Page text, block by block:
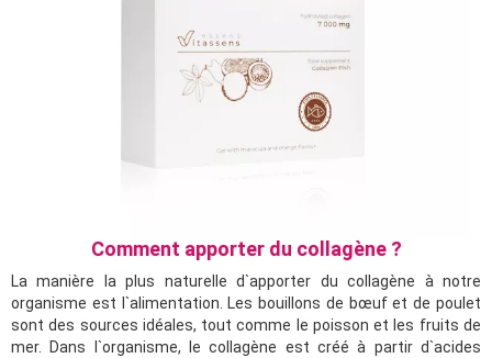
Comment apporter du collagène ?
La manière la plus naturelle d`apporter du collagène à notre
organisme est l`alimentation. Les bouillons de bœuf et de poulet
sont des sources idéales, tout comme le poisson et les fruits de
mer. Dans l`organisme, le collagène est créé à partir d`acides